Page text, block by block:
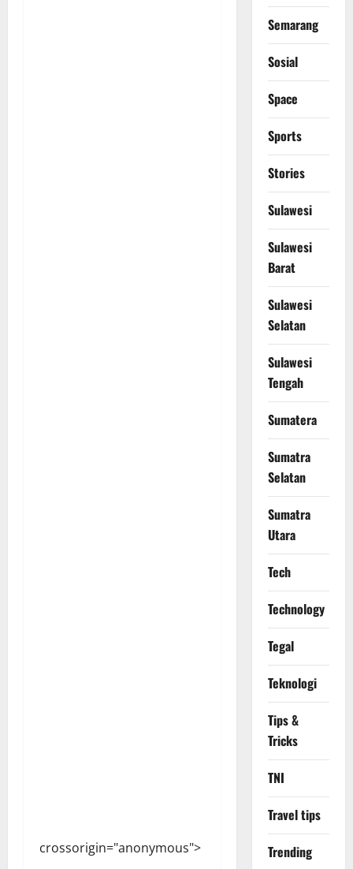
crossorigin="anonymous">
Semarang
Sosial
Space
Sports
Stories
Sulawesi
Sulawesi
Barat
Sulawesi
Selatan
Sulawesi
Tengah
Sumatera
Sumatra
Selatan
Sumatra
Utara
Tech
Technology
Tegal
Teknologi
Tips &
Tricks
TNI
Travel tips
Trending